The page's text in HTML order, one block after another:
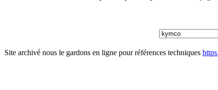
Site archivé nous le gardons en ligne pour références techniques